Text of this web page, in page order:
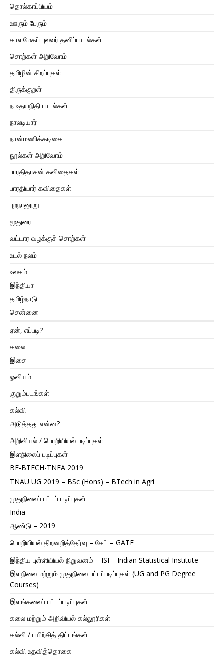
தொல்காப்பியம்
ஊரும் பேரும்
காளமேகப் புலவர் தனிப்பாடல்கள்
சொற்கள் அறிவோம்
தமிழின் சிறப்புகள்
திருக்குறள்
ந உதயநிதி பாடல்கள்
நாலடியார்
நான்மணிக்கடிகை
நூல்கள் அறிவோம்
பாரதிதாசன் கவிதைகள்
பாரதியார் கவிதைகள்
புறநானூறு
மூதுரை
வட்டார வழக்குச் சொற்கள்
உடல் நலம்
உலகம்
இந்தியா
தமிழ்நாடு
சென்னை
ஏன், எப்படி?
கலை
இசை
ஓவியம்
குறும்படங்கள்
கல்வி
அடுத்தது என்ன?
அறிவியல் / பொறியியல் படிப்புகள்
இளநிலைப் படிப்புகள்
BE-BTECH-TNEA 2019
TNAU UG 2019 – BSc (Hons) – BTech in Agri
முதுநிலைப் பட்டப் படிப்புகள்
India
ஆண்டு – 2019
பொறியியல் திறனறித்தேர்வு – கேட் – GATE
இந்திய புள்ளியியல் நிறுவனம் – ISI – Indian Statistical Institute
இளநிலை மற்றும் முதுநிலை பட்டப்படிப்புகள் (UG and PG Degree
Courses)
இளங்கலைப் பட்டப்படிப்புகள்
கலை மற்றும் அறிவியல் கல்லூரிகள்
கல்வி / பயிற்சித் திட்டங்கள்
கல்வி உதவித்தொகை